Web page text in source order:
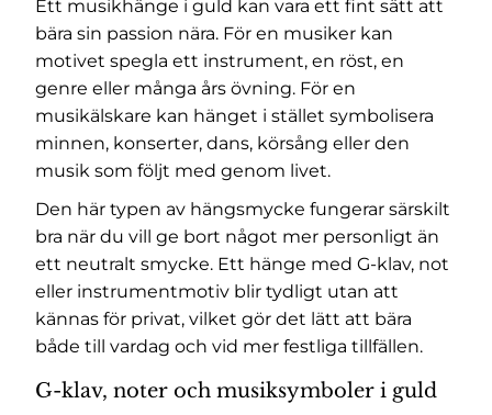
Ett musikhänge i guld kan vara ett fint sätt att
bära sin passion nära. För en musiker kan
motivet spegla ett instrument, en röst, en
genre eller många års övning. För en
musikälskare kan hänget i stället symbolisera
minnen, konserter, dans, körsång eller den
musik som följt med genom livet.
Den här typen av hängsmycke fungerar särskilt
bra när du vill ge bort något mer personligt än
ett neutralt smycke. Ett hänge med G-klav, not
eller instrumentmotiv blir tydligt utan att
kännas för privat, vilket gör det lätt att bära
både till vardag och vid mer festliga tillfällen.
G-klav, noter och musiksymboler i guld